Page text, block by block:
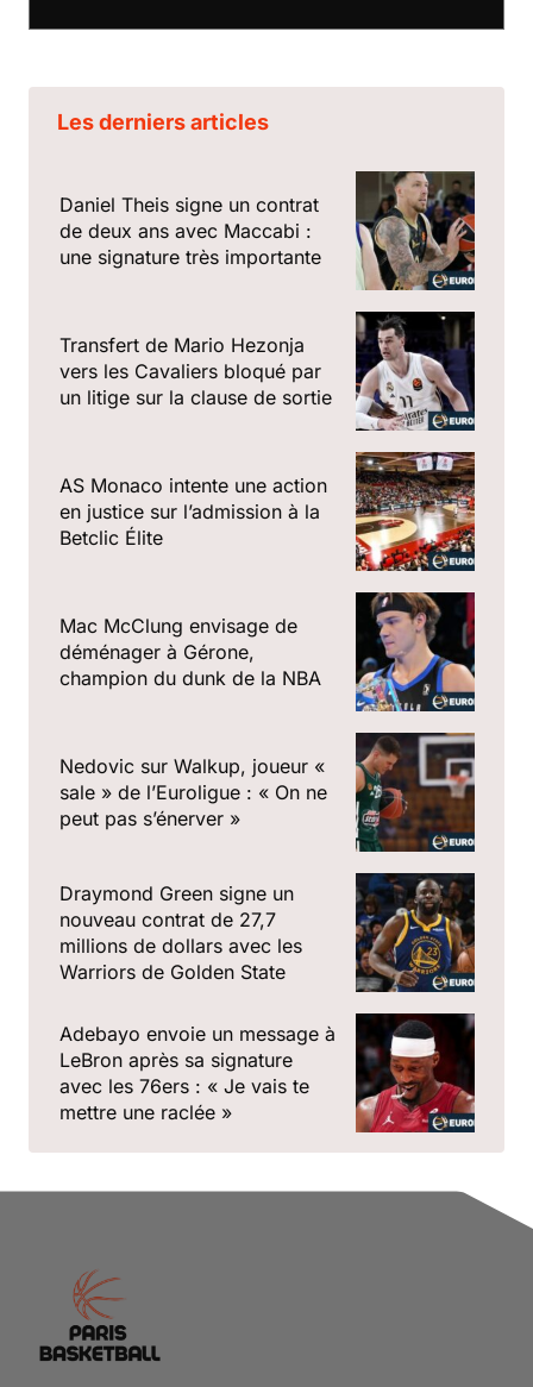
Les derniers articles
Daniel Theis signe un contrat
de deux ans avec Maccabi :
une signature très importante
Transfert de Mario Hezonja
vers les Cavaliers bloqué par
un litige sur la clause de sortie
AS Monaco intente une action
en justice sur l’admission à la
Betclic Élite
Mac McClung envisage de
déménager à Gérone,
champion du dunk de la NBA
Nedovic sur Walkup, joueur «
sale » de l’Euroligue : « On ne
peut pas s’énerver »
Draymond Green signe un
nouveau contrat de 27,7
millions de dollars avec les
Warriors de Golden State
Adebayo envoie un message à
LeBron après sa signature
avec les 76ers : « Je vais te
mettre une raclée »